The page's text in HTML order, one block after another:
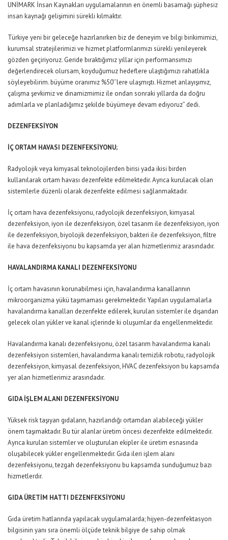
UNİMARK İnsan Kaynakları uygulamalarının en önemli basamağı şüphesiz
insan kaynağı gelişimini sürekli kılmaktır.
Türkiye yeni bir geleceğe hazırlanırken biz de deneyim ve bilgi birikimimizi,
kurumsal stratejilerimizi ve hizmet platformlarımızı sürekli yenileyerek
gözden geçiriyoruz. Geride bıraktığımız yıllar için performansımızı
değerlendirecek olursam, koyduğumuz hedeflere ulaştığımızı rahatlıkla
söyleyebilirim. büyüme oranımız %50’’lere ulaşmıştı. Hizmet anlayışımız,
çalışma şevkimiz ve dinamizmimiz ile ondan sonraki yıllarda da doğru
adımlarla ve planladığımız şekilde büyümeye devam ediyoruz” dedi.
DEZENFEKSİYON
İÇ ORTAM HAVASI DEZENFEKSİYONU;
Radyolojik veya kimyasal teknolojilerden birisi yada ikisi birden
kullanılarak ortam havası dezenfekte edilmektedir. Ayrıca kurulacak olan
sistemlerle düzenli olarak dezenfekte edilmesi sağlanmaktadır.
İç ortam hava dezenfeksiyonu, radyolojik dezenfeksiyon, kimyasal
dezenfeksiyon, iyon ile dezenfeksiyon, özel tasarım ile dezenfeksiyon, iyon
ile dezenfeksiyon, biyolojik dezenfeksiyon, bakteri ile dezenfeksiyon, filtre
ile hava dezenfeksiyonu bu kapsamda yer alan hizmetlerimiz arasındadır.
HAVALANDIRMA KANALI DEZENFEKSİYONU
İç ortam havasının korunabilmesi için, havalandırma kanallarının
mikroorganizma yükü taşımaması gerekmektedir. Yapılan uygulamalarla
havalandırma kanalları dezenfekte edilerek, kurulan sistemler ile dışarıdan
gelecek olan yükler ve kanal içlerinde ki oluşumlar da engellenmektedir.
Havalandırma kanalı dezenfeksiyonu, özel tasarım havalandırma kanalı
dezenfeksiyon sistemleri, havalandırma kanalı temizlik robotu, radyolojik
dezenfeksiyon, kimyasal dezenfeksiyon, HVAC dezenfeksiyon bu kapsamda
yer alan hizmetlerimiz arasındadır.
GIDA İŞLEM ALANI DEZENFEKSİYONU
Yüksek risk taşıyan gıdaların, hazırlandığı ortamdan alabileceği yükler
önem taşımaktadır. Bu tür alanlar üretim öncesi dezenfekte edilmektedir.
Ayrıca kurulan sistemler ve oluşturulan ekipler ile üretim esnasında
oluşabilecek yükler engellenmektedir. Gıda ileri işlem alanı
dezenfeksiyonu, tezgah dezenfeksiyonu bu kapsamda sunduğumuz bazı
hizmetlerdir.
GIDA ÜRETİM HATTI DEZENFEKSİYONU
Gıda üretim hatlarında yapılacak uygulamalarda; hijyen-dezenfektasyon
bilgisinin yanı sıra önemli ölçüde teknik bilgiye de sahip olmak